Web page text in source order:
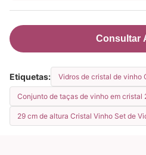
Consultar
Etiquetas: Vidros de cristal de vinho
Conjunto de taças de vinho em cristal
29 cm de altura Cristal Vinho Set de